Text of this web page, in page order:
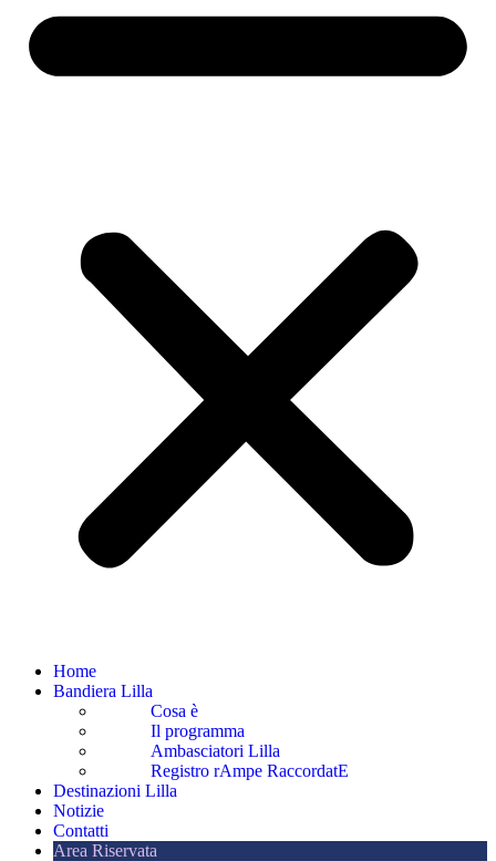
Home
Bandiera Lilla
Cosa è
Il programma
Ambasciatori Lilla
Registro rAmpe RaccordatE
Destinazioni Lilla
Notizie
Contatti
Area Riservata